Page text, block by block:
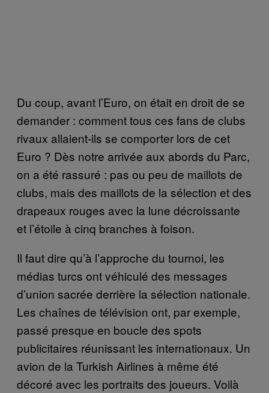
Du coup, avant l’Euro, on était en droit de se
demander : comment tous ces fans de clubs
rivaux allaient-ils se comporter lors de cet
Euro ? Dès notre arrivée aux abords du Parc,
on a été rassuré : pas ou peu de maillots de
clubs, mais des maillots de la sélection et des
drapeaux rouges avec la lune décroissante
et l’étoile à cinq branches à foison.
Il faut dire qu’à l’approche du tournoi, les
médias turcs ont véhiculé des messages
d’union sacrée derrière la sélection nationale.
Les chaînes de télévision ont, par exemple,
passé presque en boucle des spots
publicitaires réunissant les internationaux. Un
avion de la Turkish Airlines à même été
décoré avec les portraits des joueurs. Voilà